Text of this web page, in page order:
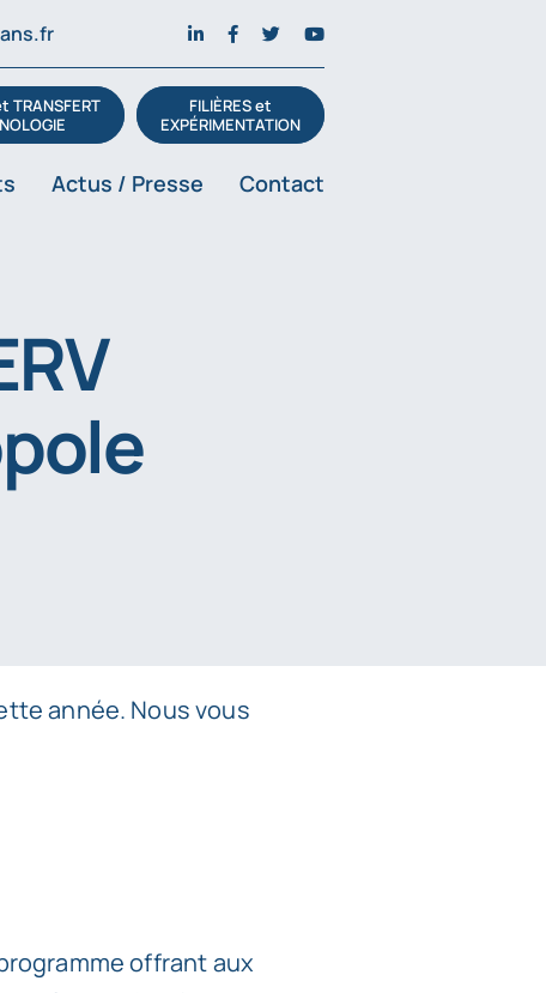
TRANSFERT
FILIÈRES et
EXPÉRIMENTATION
Actus / Presse Contact
année. Nous vous
offrant aux